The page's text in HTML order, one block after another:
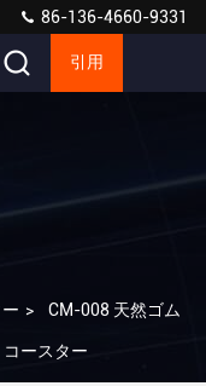
86-136-4660-9331
引用
> CM-008 天然ゴム
ースター